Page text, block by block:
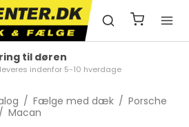
til døren
indenfor 5-10 hverdage
/ Fælge med dæk / Porsche
/ Macan